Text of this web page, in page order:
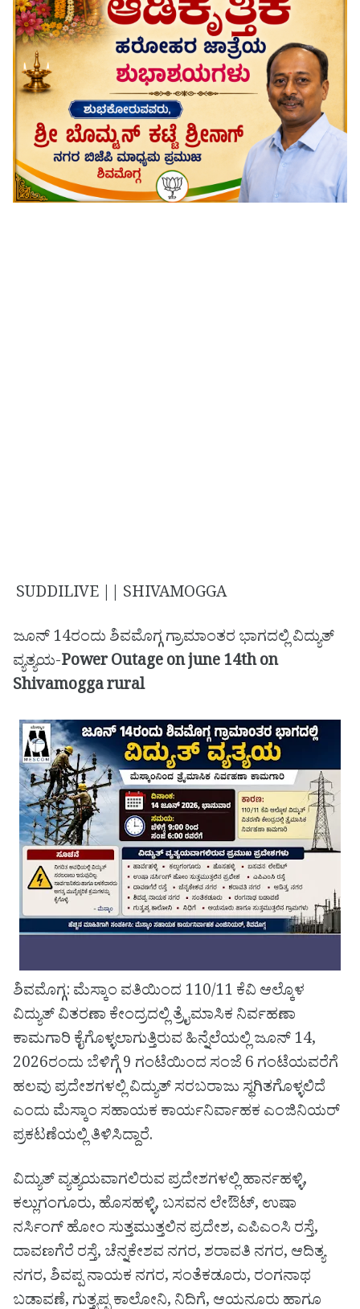
SUDDILIVE || SHIVAMOGGA
ಜೂನ್ 14ರಂದು ಶಿವಮೊಗ್ಗ ಗ್ರಾಮಾಂತರ ಭಾಗದಲ್ಲಿ ವಿದ್ಯುತ್
ವ್ಯತ್ಯಯ-Power Outage on june 14th on
Shivamogga rural
ಶಿವಮೊಗ್ಗ: ಮೆಸ್ಕಾಂ ವತಿಯಿಂದ 110/11 ಕೆವಿ ಆಲ್ಕೊಳ
ವಿದ್ಯುತ್ ವಿತರಣಾ ಕೇಂದ್ರದಲ್ಲಿ ತ್ರೈಮಾಸಿಕ ನಿರ್ವಹಣಾ
ಕಾಮಗಾರಿ ಕೈಗೊಳ್ಳಲಾಗುತ್ತಿರುವ ಹಿನ್ನೆಲೆಯಲ್ಲಿ ಜೂನ್ 14,
2026ರಂದು ಬೆಳಿಗ್ಗೆ 9 ಗಂಟೆಯಿಂದ ಸಂಜೆ 6 ಗಂಟೆಯವರೆಗೆ
ಹಲವು ಪ್ರದೇಶಗಳಲ್ಲಿ ವಿದ್ಯುತ್ ಸರಬರಾಜು ಸ್ಥಗಿತಗೊಳ್ಳಲಿದೆ
ಎಂದು ಮೆಸ್ಕಾಂ ಸಹಾಯಕ ಕಾರ್ಯನಿರ್ವಾಹಕ ಎಂಜಿನಿಯರ್
ಪ್ರಕಟಣೆಯಲ್ಲಿ ತಿಳಿಸಿದ್ದಾರೆ.
ವಿದ್ಯುತ್ ವ್ಯತ್ಯಯವಾಗಲಿರುವ ಪ್ರದೇಶಗಳಲ್ಲಿ ಹಾರ್ನಹಳ್ಳಿ,
ಕಲ್ಲುಗಂಗೂರು, ಹೊಸಹಳ್ಳಿ, ಬಸವನ ಲೇಔಟ್, ಉಷಾ
ನರ್ಸಿಂಗ್ ಹೋಂ ಸುತ್ತಮುತ್ತಲಿನ ಪ್ರದೇಶ, ಎಪಿಎಂಸಿ ರಸ್ತೆ,
ದಾವಣಗೆರೆ ರಸ್ತೆ, ಚೆನ್ನಕೇಶವ ನಗರ, ಶರಾವತಿ ನಗರ, ಆದಿತ್ಯ
ನಗರ, ಶಿವಪ್ಪ ನಾಯಕ ನಗರ, ಸಂತೆಕಡೂರು, ರಂಗನಾಥ
ಬಡಾವಣೆ, ಗುತ್ತ್ಯಪ್ಪ ಕಾಲೋನಿ, ನಿದಿಗೆ, ಆಯನೂರು ಹಾಗೂ